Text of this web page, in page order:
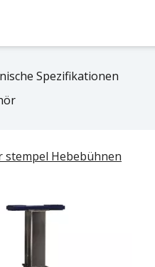
Spezifikationen
Hebebühnen